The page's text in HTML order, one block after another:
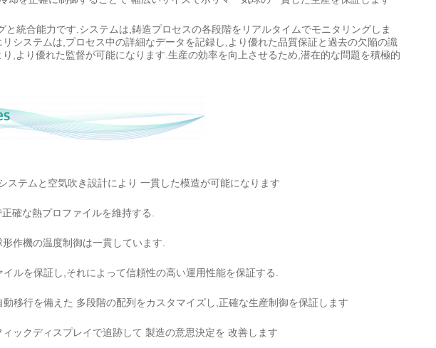
統合能力です.システムは,鋳造プロセスの各段階をリアルタイムでモニタリングしま
システムは,プロセス中の詳細なデータを記録し,より優れた品質保証と過去の欠陥の識
,より優れた監督が可能になります.生産の効率を向上させるため,潜在的な問題を積極的
ステムと空気吹き設計により 一貫した模造が可能になります
確な熱プロファイルを維持する.
作機の温度制御は一貫しています.
ルを保証し,それによって信頼性の高い運用性能を保証する.
移行を備えた 多段階の配列をカスタマイズし,正確な生産制御を保証します
ックディスプレイで追跡して 製造の意思決定を 改善します